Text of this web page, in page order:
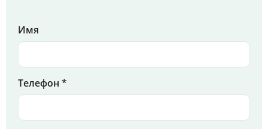
Имя
Телефон *